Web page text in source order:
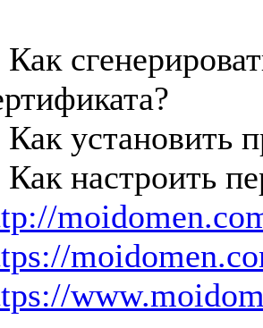
Как
Как установить
Как настроить